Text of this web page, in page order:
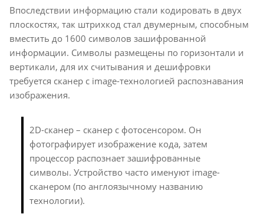
Впоследствии информацию стали кодировать в двух
плоскостях, так штрихкод стал двумерным, способным
вместить до 1600 символов зашифрованной
информации. Символы размещены по горизонтали и
вертикали, для их считывания и дешифровки
требуется сканер с image-технологией распознавания
изображения.
2D-сканер – сканер с фотосенсором. Он
фотографирует изображение кода, затем
процессор распознает зашифрованные
символы. Устройство часто именуют image-
сканером (по англоязычному названию
технологии).